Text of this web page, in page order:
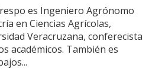
es Ingeniero Agrónomo
en Ciencias Agrícolas,
Veracruzana, conferecista
académicos. También es